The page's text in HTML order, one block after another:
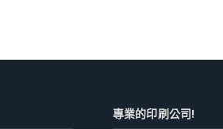
專業的印刷公司!